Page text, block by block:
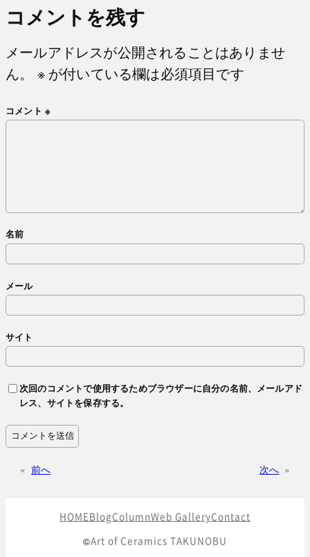
コメントを残す
メールアドレスが公開されることはありませ
ん。
※が付いている欄は必須項目です
コメント ※
名前
メール
サイト
次回のコメントで使用するためブラウザーに自分の名前、メールアド
レス、サイトを保存する。
« 前へ 次へ »
HOMEBlogColumnWeb GalleryContact
©️Art of Ceramics TAKUNOBU